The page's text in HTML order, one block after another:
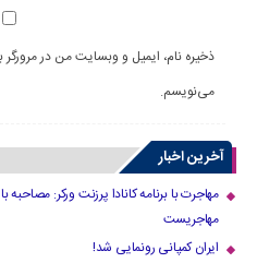
ذخیره نام، ایمیل و وبسایت من در مرورگر
می‌نویسم.
آخرین اخبار
مهاجرت با برنامه کانادا پرزنت ورکر:
مهاجریست
ایران کمپانی رونمایی شد!